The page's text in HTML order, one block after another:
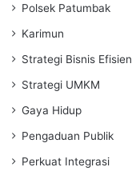
Polsek Patumbak
Karimun
Strategi Bisnis Efisien
Strategi UMKM
Gaya Hidup
Pengaduan Publik
Perkuat Integrasi